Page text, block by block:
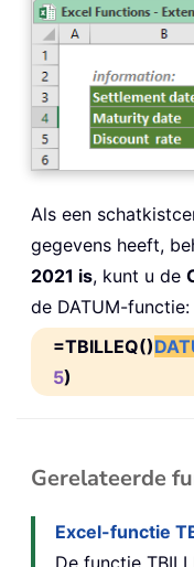
Als een
gegevens heeft,
2021 is, kunt u de
de DATUM-functie:
=TBILLEQ()
5)
Gerelateerde
Excel-functie